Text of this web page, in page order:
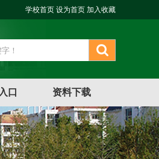
学校首页 设为首页 加入收藏
口 资料下载